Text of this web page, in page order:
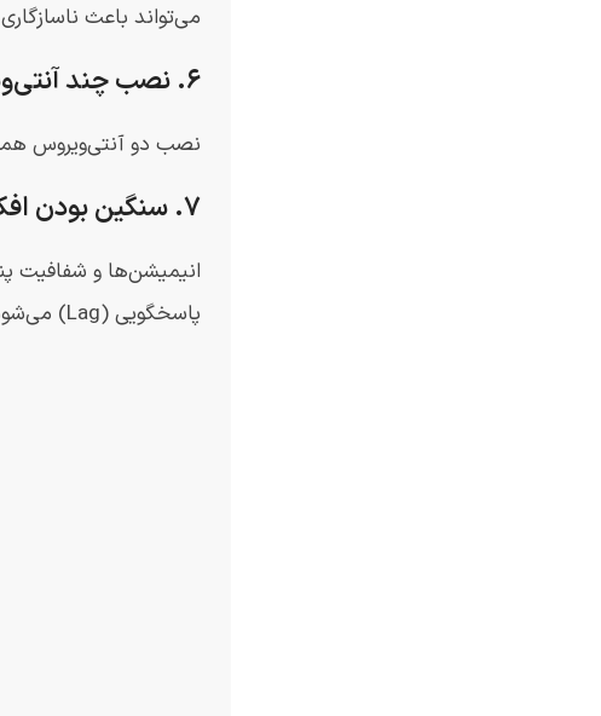
می‌تواند باعث
۶. نصب چند آنتی‌ویروس همزمان
نصب دو آنتی‌ویروس
۷. سنگین بودن افکت‌های ظاهری ویندوز
پاسخگویی (Lag) می‌شود.